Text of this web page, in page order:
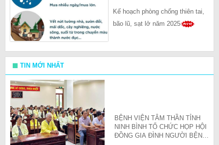
Kế hoạch phòng chống thiên tai,
bão lũ, sạt lở năm 2025
TIN MỚI NHẤT
BỆNH VIỆN TÂM THẦN TỈNH
NINH BÌNH TỔ CHỨC HỌP HỘI
ĐỒNG GIA ĐÌNH NGƯỜI BỆNH